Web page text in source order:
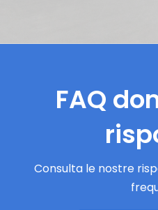
FAQ
Consulta le nostre